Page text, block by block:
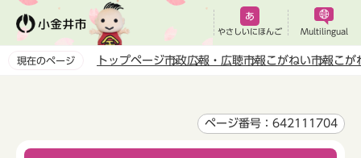
ペ
やさしいにほんご Multilingual
現在のページ トップページ市政広報・広聴市報こがねい市報こが
ページ番号：642111704